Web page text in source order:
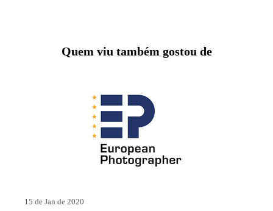
Quem viu também gostou de
15 de Jan de 2020